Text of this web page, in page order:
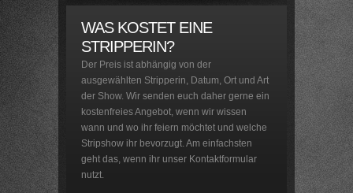
WAS KOSTET EINE
STRIPPERIN?
Der Preis ist abhängig von der
ausgewählten Stripperin, Datum, Ort und Art
der Show. Wir senden euch daher gerne ein
kostenfreies Angebot, wenn wir wissen
wann und wo ihr feiern möchtet und welche
Stripshow ihr bevorzugt. Am einfachsten
geht das, wenn ihr unser Kontaktformular
nutzt.